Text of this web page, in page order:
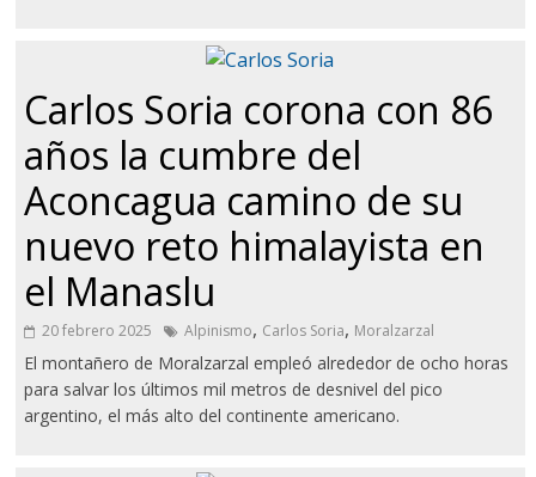
Carlos Soria corona con 86
años la cumbre del
Aconcagua camino de su
nuevo reto himalayista en
el Manaslu
20 febrero 2025 Alpinismo, Carlos Soria, Moralzarzal
El montañero de Moralzarzal empleó alrededor de ocho horas
para salvar los últimos mil metros de desnivel del pico
argentino, el más alto del continente americano.